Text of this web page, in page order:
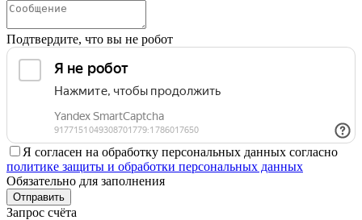
Подтвердите, что вы не робот
Я согласен на обработку персональных данных согласно
политике защиты и обработки персональных данных
Обязательно для заполнения
Отправить
Запрос счёта